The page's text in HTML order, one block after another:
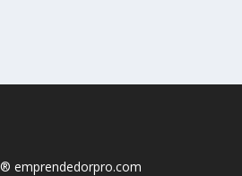
emprendedorpro.com